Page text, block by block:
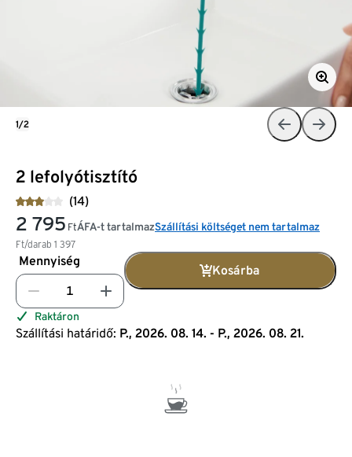
2 lefolyótisztító
(14)
2 795 Ft
Ft/darab 1 397
ÁFA-t tartalmazSzállítási költséget nem tartalmaz
Mennyiség
Kosárba
Raktáron
Szállítási határidő: P., 2026. 08. 14. - P., 2026. 08. 21.
1/2